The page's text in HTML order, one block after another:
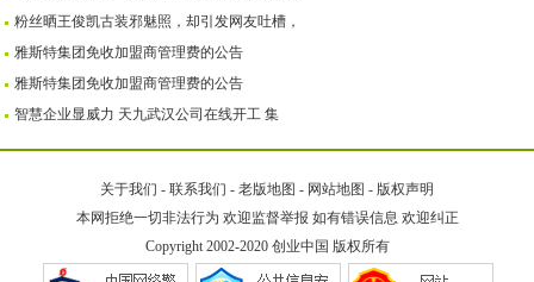
粉丝晒王俊凯古装邪魅照，却引发网友吐槽，
雅斯特集团免收加盟商管理费的公告
雅斯特集团免收加盟商管理费的公告
智慧企业显威力 天九武汉公司在线开工 集
关于我们 - 联系我们 - 老版地图 - 网站地图 - 版权声明
本网拒绝一切非法行为 欢迎监督举报 如有错误信息 欢迎纠正
Copyright 2002-2020 创业中国 版权所有